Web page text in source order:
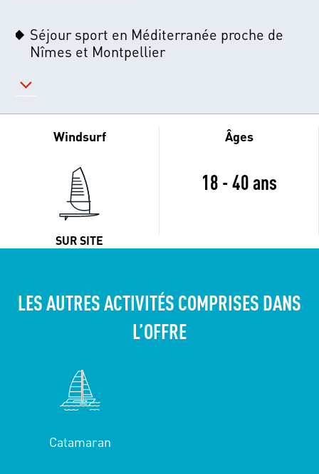
Séjour sport en Méditerranée proche de
Nîmes et Montpellier
Windsurf
SUR SITE
Âges
18 - 40 ans
LES AUTRES ACTIVITÉS COMPRISES DANS
L’OFFRE
Catamaran